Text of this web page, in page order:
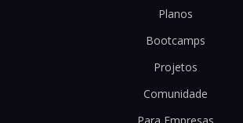
Planos
Bootcamps
Projetos
Comunidade